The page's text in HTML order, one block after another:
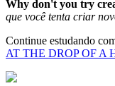
Why don't you try
que você tenta criar
Continue estudando
AT THE DROP OF A